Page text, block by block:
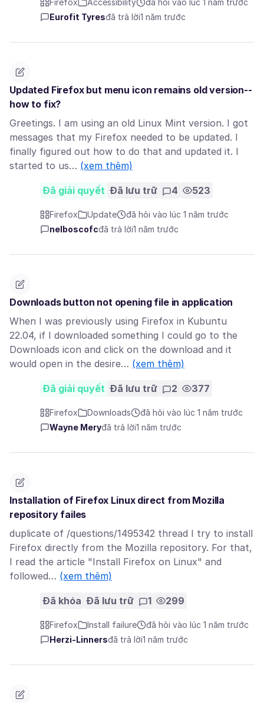
Firefox Accessibility
đã hỏi vào lúc 1 năm trước
Eurofit Tyresđã trả lời1 năm trước
Updated Firefox but menu icon remains old version--
how to fix?
Greetings. I am using an old Linux Mint version. I got
messages that my Firefox needed to be updated. I
finally figured out how to do that and updated it. I
started to us… (xem thêm)
Đã giải quyết Đã lưu trữ 4 523
Firefox Update
đã hỏi vào lúc 1 năm trước
nelboscofcđã trả lời1 năm trước
Downloads button not opening file in application
When I was previously using Firefox in Kubuntu
22.04, if I downloaded something I could go to the
Downloads icon and click on the download and it
would open in the desire… (xem thêm)
Đã giải quyết Đã lưu trữ 2 377
Firefox Downloads
đã hỏi vào lúc 1 năm trước
Wayne Meryđã trả lời1 năm trước
Installation of Firefox Linux direct from Mozilla
repository failes
duplicate of /questions/1495342 thread I try to install
Firefox directly from the Mozilla repository. For that,
I read the article "Install Firefox on Linux" and
followed… (xem thêm)
Đã khóa Đã lưu trữ 1 299
Firefox Install failure
đã hỏi vào lúc 1 năm trước
Herzi-Linnersđã trả lời1 năm trước